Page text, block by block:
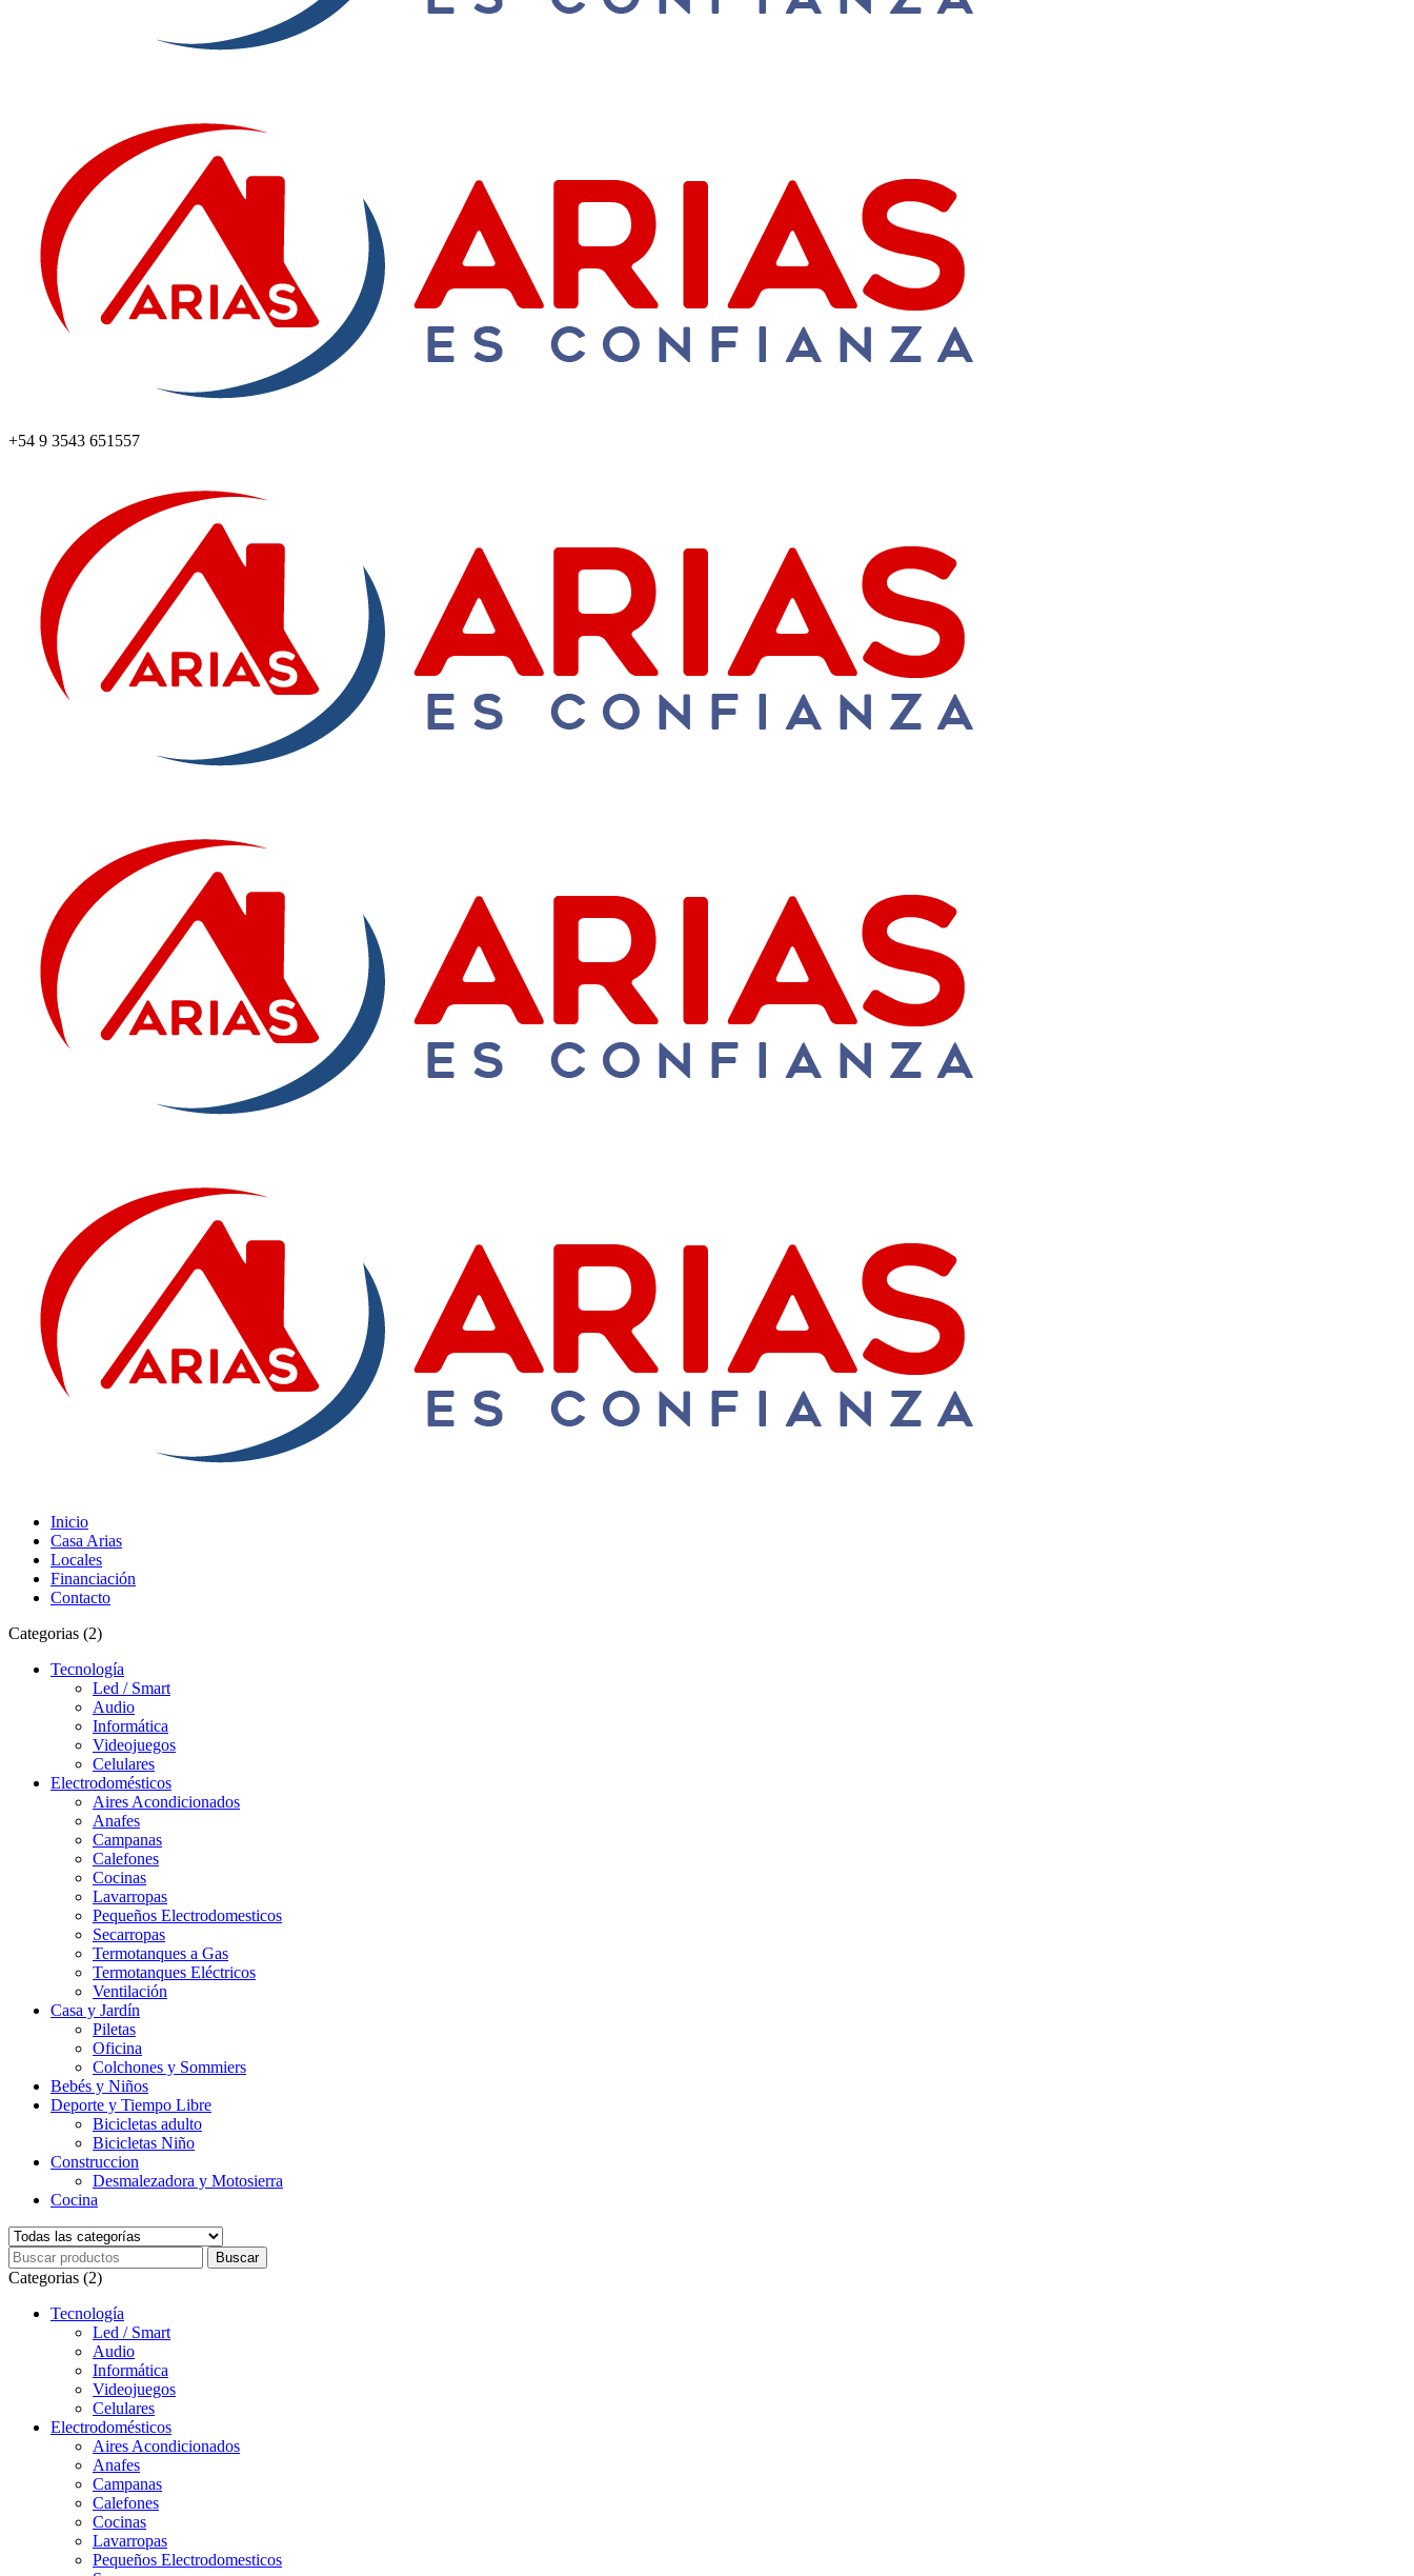
+54 9 3543 651557
Inicio
Casa Arias
Locales
Financiación
Contacto
Categorias (2)
Tecnología
Led / Smart
Audio
Informática
Videojuegos
Celulares
Electrodomésticos
Aires Acondicionados
Anafes
Campanas
Calefones
Cocinas
Lavarropas
Pequeños Electrodomesticos
Secarropas
Termotanques a Gas
Termotanques Eléctricos
Ventilación
Casa y Jardín
Piletas
Oficina
Colchones y Sommiers
Bebés y Niños
Deporte y Tiempo Libre
Bicicletas adulto
Bicicletas Niño
Construccion
Desmalezadora y Motosierra
Cocina
Categorias (2)
Tecnología
Led / Smart
Audio
Informática
Videojuegos
Celulares
Electrodomésticos
Aires Acondicionados
Anafes
Campanas
Calefones
Cocinas
Lavarropas
Pequeños Electrodomesticos